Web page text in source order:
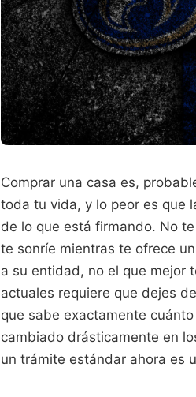
Comprar una casa es,
toda tu vida, y lo peor es que
de lo que está firmando. No
te sonríe mientras te ofrece
a su entidad, no el que mejor
actuales requiere que dejes
que sabe exactamente
cambiado drásticamente en
un trámite estándar ahora es